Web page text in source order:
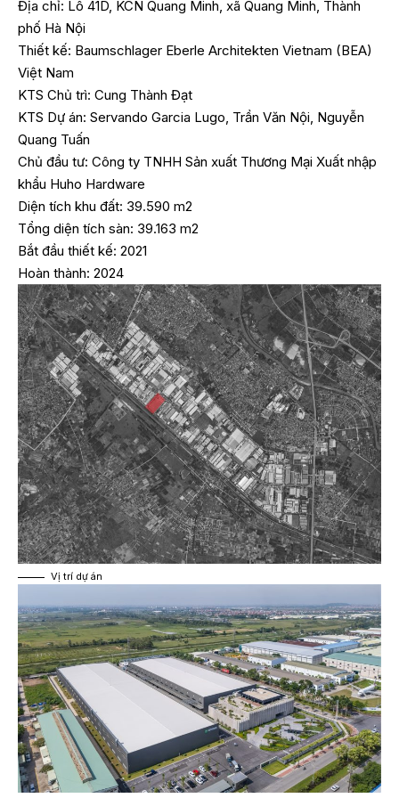
Địa chỉ: Lô 41D, KCN Quang Minh, xã Quang Minh, Thành
phố Hà Nội
Thiết kế: Baumschlager Eberle Architekten Vietnam (BEA)
Việt Nam
KTS Chủ trì: Cung Thành Đạt
KTS Dự án: Servando Garcia Lugo, Trần Văn Nội, Nguyễn
Quang Tuấn
Chủ đầu tư: Công ty TNHH Sản xuất Thương Mại Xuất nhập
khẩu Huho Hardware
Diện tích khu đất: 39.590 m2
Tổng diện tích sàn: 39.163 m2
Bắt đầu thiết kế: 2021
Hoàn thành: 2024
Vị trí dự án